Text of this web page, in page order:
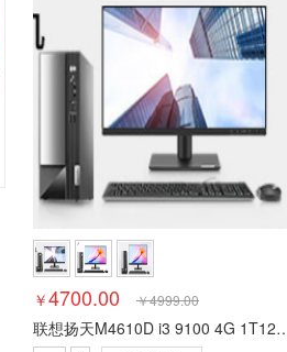
￥4700.00 ￥4999.00
联想扬天M4610D i3 9100